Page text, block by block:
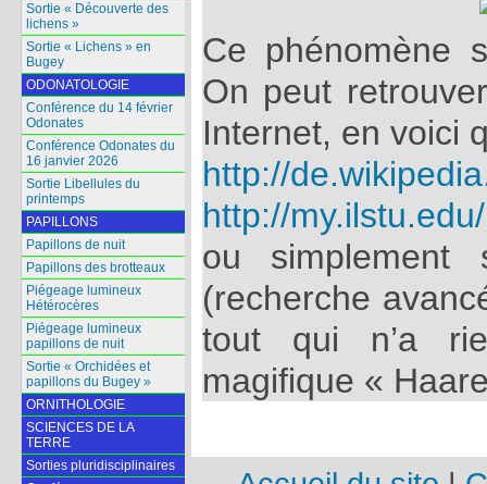
Ce phénomène
On peut
Internet, en voici
http://
http://
ou simplement
(recherche
tout qui n’a
magifique «
Sortie « Découverte des
lichens »
Sortie « Lichens » en
Bugey
ODONATOLOGIE
Conférence du 14 février
Odonates
Conférence Odonates du
16 janvier 2026
Sortie Libellules du
printemps
PAPILLONS
Papillons de nuit
Papillons des brotteaux
Piégeage lumineux
Hétérocères
Piégeage lumineux
papillons de nuit
Sortie « Orchidées et
papillons du Bugey »
ORNITHOLOGIE
SCIENCES DE LA
TERRE
Sorties pluridisciplinaires